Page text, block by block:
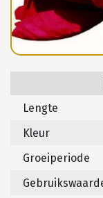
Lengte
Kleur
Groeiperiode